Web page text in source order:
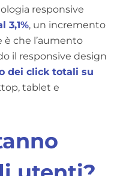
responsive
3,1%, un incremento
è che l’aumento
il responsive design
dei click totali su
tablet e